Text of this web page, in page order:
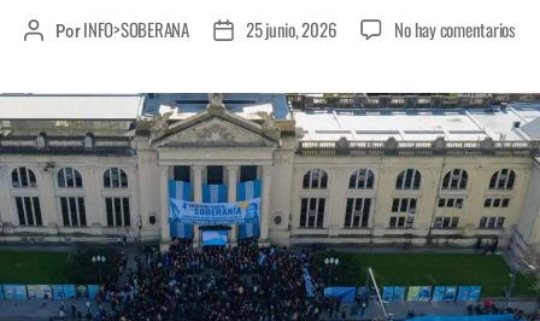
PorINFO>SOBERANA 25 junio, 2026 No hay comentarios